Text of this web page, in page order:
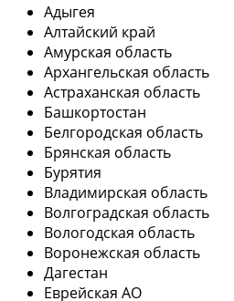
Адыгея
Алтайский край
Амурская область
Архангельская область
Астраханская область
Башкортостан
Белгородская область
Брянская область
Бурятия
Владимирская область
Волгоградская область
Вологодская область
Воронежская область
Дагестан
Еврейская АО